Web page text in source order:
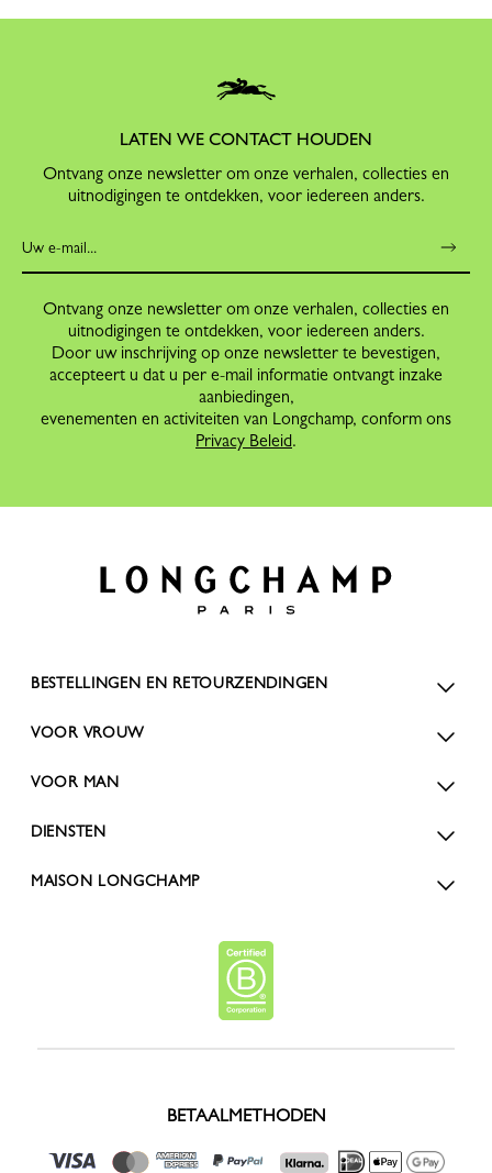
LATEN WE CONTACT HOUDEN
Ontvang onze newsletter om onze verhalen, collecties en
uitnodigingen te ontdekken, voor iedereen anders.
Ontvang onze newsletter om onze verhalen, collecties en
uitnodigingen te ontdekken, voor iedereen anders.
Door uw inschrijving op onze newsletter te bevestigen,
accepteert u dat u per e-mail informatie ontvangt inzake
aanbiedingen,
evenementen en activiteiten van Longchamp, conform ons
Privacy Beleid.
BESTELLINGEN EN RETOURZENDINGEN
VOOR VROUW
VOOR MAN
DIENSTEN
MAISON LONGCHAMP
BETAALMETHODEN